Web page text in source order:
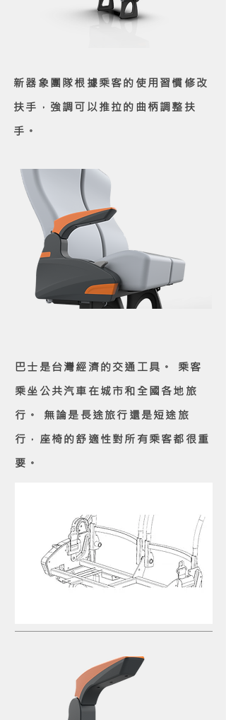
巴士是台灣經濟的交通工具。 乘客
乘坐公共汽車在城市和全國各地旅
行。 無論是長途旅行還是短途旅
行，座椅的舒適性對所有乘客都很重
要。
新器象團隊根據乘客的使用習慣修改
扶手，強調可以推拉的曲柄調整扶
手。